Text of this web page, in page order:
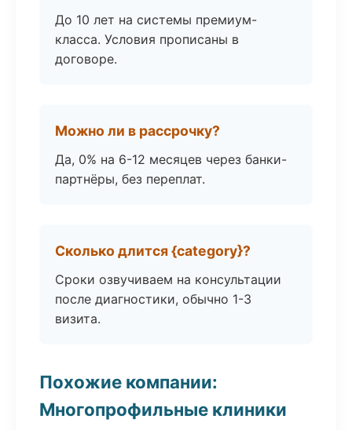
До 10 лет на системы премиум-
класса. Условия прописаны в
договоре.
Можно ли в рассрочку?
Да, 0% на 6-12 месяцев через банки-
партнёры, без переплат.
Сколько длится {category}?
Сроки озвучиваем на консультации
после диагностики, обычно 1-3
визита.
Похожие компании:
Многопрофильные клиники